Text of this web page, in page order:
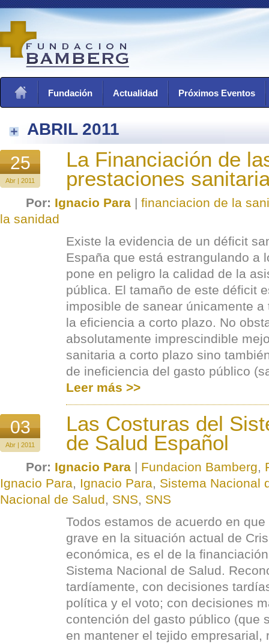
Fundación Actualidad Próximos Eventos
ABRIL 2011
25
Abr | 2011
La Financiación de
prestaciones
Por: Ignacio Para | financiacion de la
la sanidad
Existe la evidencia de un déficit
España que está estrangulando a
pone en peligro la calidad de la
pública. El tamaño de este déficit
imposible de sanear únicamente
la eficiencia a corto plazo. No
absolutamente imprescindible
sanitaria a corto plazo sino
de ineficiencia del gasto público
Leer más >>
03
Abr | 2011
Las Costuras del
de Salud Español
Por: Ignacio Para | Fundacion Bamberg,
Ignacio Para, Ignacio Para, Sistema Nacional
Nacional de Salud, SNS, SNS
Todos estamos de acuerdo en
grave en la situación actual de
económica, es el de la
Sistema Nacional de Salud.
tardíamente, con decisiones
política y el voto; con decisiones
contención del gasto público (que
en mantener el tejido empresarial,